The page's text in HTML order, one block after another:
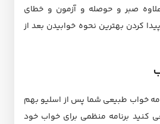
صبر و حوصله و آزمون و خطای
کردن بهترین نحوه خوابیدن بعد از
خواب طبیعی شما پس از اسلیو بهم
کنید برنامه منظمی برای خواب خود